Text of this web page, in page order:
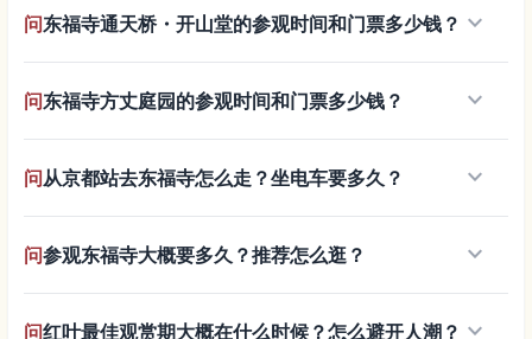
问东福寺通天桥・开山堂的参观时间和门票多少钱？ keyboard_arrow_down
问东福寺方丈庭园的参观时间和门票多少钱？ keyboard_arrow_down
问从京都站去东福寺怎么走？坐电车要多久？ keyboard_arrow_down
问参观东福寺大概要多久？推荐怎么逛？ keyboard_arrow_down
问红叶最佳观赏期大概在什么时候？怎么避开人潮？ keyboard_arrow_down